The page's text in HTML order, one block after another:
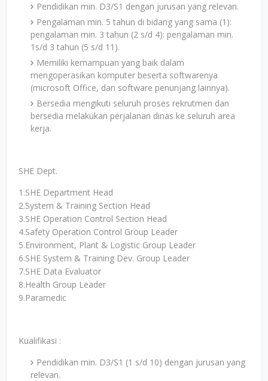
Pendidikan min. D3/S1 dengan jurusan yang relevan.
Pengalaman min. 5 tahun di bidang yang sama (1):
pengalaman min. 3 tahun (2 s/d 4): pengalaman min.
1s/d 3 tahun (5 s/d 11).
Memiliki kemampuan yang baik dalam
mengoperasikan komputer beserta softwarenya
(microsoft Office, dan software penunjang lainnya).
Bersedia mengikuti seluruh proses rekrutmen dan
bersedia melakukan perjalanan dinas ke seluruh area
kerja.
SHE Dept.
1.SHE Department Head
2.System & Training Section Head
3.SHE Operation Control Section Head
4.Safety Operation Control Group Leader
5.Environment, Plant & Logistic Group Leader
6.SHE System & Training Dev. Group Leader
7.SHE Data Evaluator
8.Health Group Leader
9.Paramedic
Kualifikasi :
Pendidikan min. D3/S1 (1 s/d 10) dengan jurusan yang
relevan.